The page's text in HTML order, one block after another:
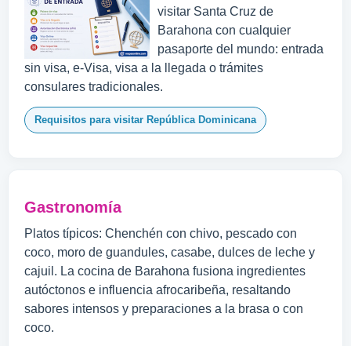
visitar Santa Cruz de
Barahona con cualquier
pasaporte del mundo: entrada
sin visa, e-Visa, visa a la llegada o trámites
consulares tradicionales.
Requisitos para visitar República Dominicana
Gastronomía
Platos típicos: Chenchén con chivo, pescado con
coco, moro de guandules, casabe, dulces de leche y
cajuil. La cocina de Barahona fusiona ingredientes
autóctonos e influencia afrocaribeña, resaltando
sabores intensos y preparaciones a la brasa o con
coco.